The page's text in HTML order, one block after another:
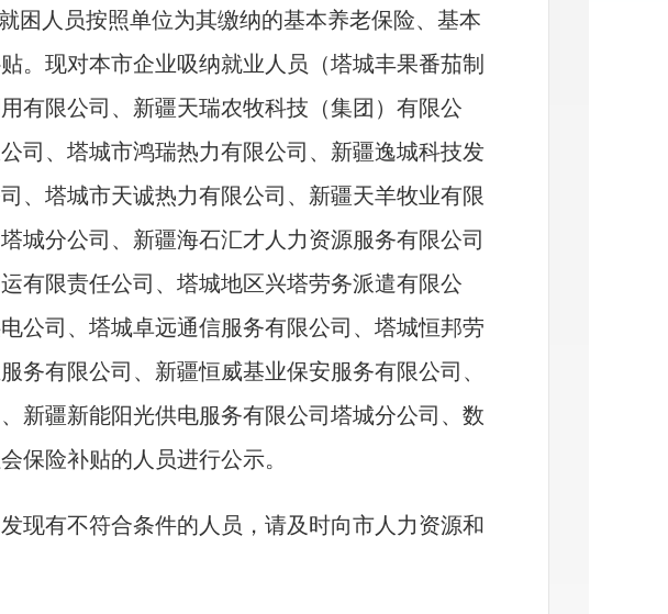
困人员按照单位为其缴纳的基本养老保险、基本
。 现对本市企业吸纳就业人员（塔城丰果番茄制
有限公司、新疆天瑞农牧科技（集团）有限公
司、塔城市鸿瑞热力有限公司、新疆逸城科技发
、塔城市天诚热力有限公司、新疆天羊牧业有限
城分公司、新疆海石汇才人力资源服务有限公司
有限责任公司、塔城地区兴塔劳务派遣有限公
公司、塔城卓远通信服务有限公司、塔城恒邦劳
务有限公司、新疆恒威基业保安服务有限公司、
新疆新能阳光供电服务有限公司塔城分公司、数
保险补贴的 人员进行公示。
现有不符合条件的人员，请及时向市人力资源和